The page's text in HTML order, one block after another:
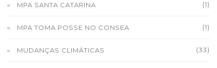
MPA SANTA CATARINA (1)
MPA TOMA POSSE NO CONSEA (1)
MUDANÇAS CLIMÁTICAS (33)